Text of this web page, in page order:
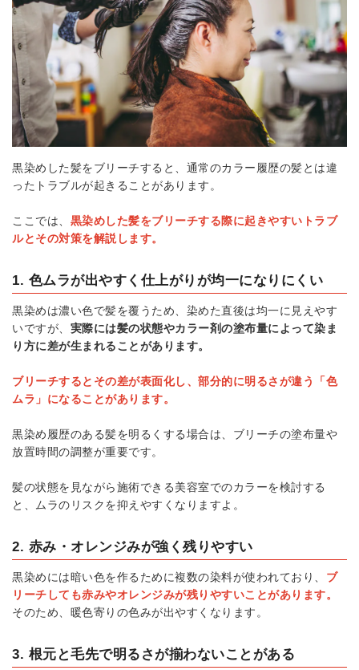
黒染めした髪をブリーチすると、通常のカラー履歴の髪とは違
ったトラブルが起きることがあります。
ここでは、 黒染めした髪をブリーチする際に起きやすいトラブ
ルとその対策を解説します。
1. 色ムラが出やすく仕上がりが均一になりにくい
黒染めは濃い色で髪を覆うため、染めた直後は均一に見えやす
いですが、 実際には髪の状態やカラー剤の塗布量によって染ま
り方に差が生まれることがあります。
ブリーチするとその差が表面化し、部分的に明るさが違う「色
ムラ」になることがあります。
黒染め履歴のある髪を明るくする場合は、ブリーチの塗布量や
放置時間の調整が重要です。
髪の状態を見ながら施術できる美容室でのカラーを検討する
と、ムラのリスクを抑えやすくなりますよ。
2. 赤み・オレンジみが強く残りやすい
黒染めには暗い色を作るために複数の染料が使われており、 ブ
リーチしても赤みやオレンジみが残りやすいことがあります。
そのため、暖色寄りの色みが出やすくなります。
3. 根元と毛先で明るさが揃わないことがある